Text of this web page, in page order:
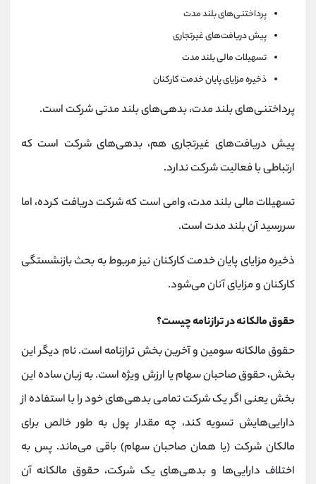
پرداختنی‌های بلند مدت
پیش دریافت‌های غیرتجاری
تسهیلات مالی بلند مدت
ذخیره مزایای پایان خدمت کارکنان
پرداختنی‌های بلند مدت، بدهی‌های بلند مدتی شرکت است.
پیش دریافت‌های غیرتجاری هم، بدهی‌های شرکت است که
ارتباطی با فعالیت شرکت ندارد.
تسهیلات مالی بلند مدت، وامی است که شرکت دریافت کرده، اما
سررسید آن بلند مدت است.
ذخیره مزایای پایان خدمت کارکنان نیز مربوط به بحث بازنشستگی
کارکنان و مزایای آنان می‌شود.
حقوق مالکانه در ترازنامه چیست؟
حقوق مالکانه سومین و آخرین بخش ترازنامه است. نام دیگر این
بخش، حقوق صاحبان سهام یا ارزش ویژه است. به زبان ساده این
بخش یعنی اگر یک شرکت تمامی بدهی‌های خود را با استفاده از
دارایی‌هایش تسویه کند، چه مقدار پول به طور خالص برای
مالکان شرکت (یا همان صاحبان سهام) باقی می‌ماند. پس به
اختلاف دارایی‌ها و بدهی‌های یک شرکت، حقوق مالکانه آن